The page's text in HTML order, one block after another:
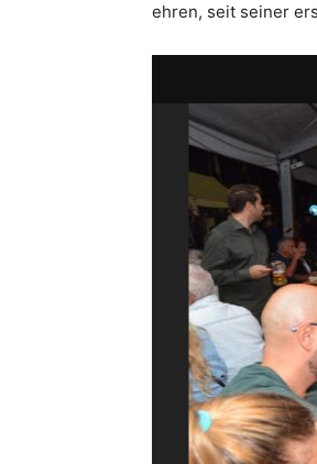
ehren, seit seiner